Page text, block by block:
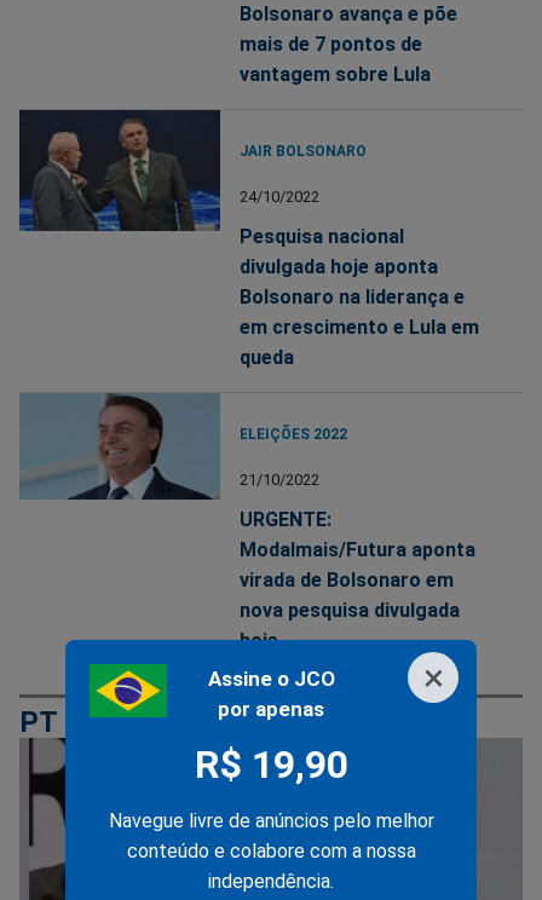
×
Assine o JCO
por apenas
R$ 19,90
Navegue livre de anúncios pelo melhor
conteúdo e colabore com a nossa
independência.
Bolsonaro avança e põe
mais de 7 pontos de
vantagem sobre Lula
JAIR BOLSONARO
24/10/2022
Pesquisa nacional
divulgada hoje aponta
Bolsonaro na liderança e
em crescimento e Lula em
queda
ELEIÇÕES 2022
21/10/2022
URGENTE:
Modalmais/Futura aponta
virada de Bolsonaro em
nova pesquisa divulgada
hoje
PT